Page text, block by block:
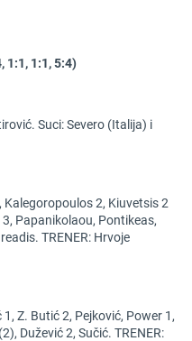
1:1, 1:1, 5:4)
Suci: Severo (Italija) i
2, Kiuvetsis 2
Papanikolaou, Pontikeas,
TRENER: Hrvoje
Z. Butić 2, Pejković, Power 1,
Dužević 2, Sučić. TRENER: